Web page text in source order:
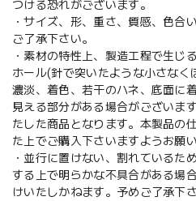
つける恐れがございます。
・サイズ、形、重さ、質感、色合
ご了承下さい。
・素材の特性上、製造工程で生じ
ホール(針で突いたような小さなく
濃淡、着色、若干のハネ、底面に
見える部分がある場合がございま
たした商品となります。本製品の
た上でご購入下さいますようお願
・並行に置けない、割れているた
する上で明らかな不具合がある場
けいたしかねます。予めご了承下さ